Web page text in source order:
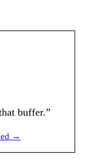
buffer.”
→